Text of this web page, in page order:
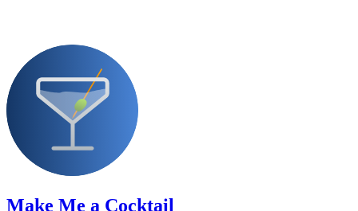
Make Me a Cocktail